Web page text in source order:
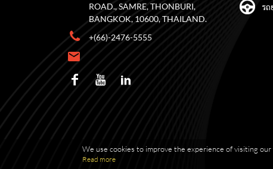
ROAD., SAMRE, THONBURI,
BANGKOK, 10600, THAILAND.
+(66)-2476-5555
ร
We use cookies to improve the experience of visiting
Read more